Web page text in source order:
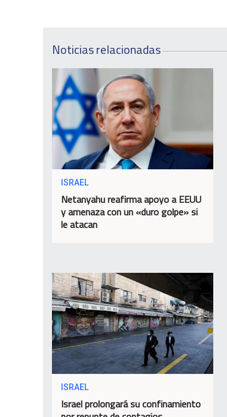
Noticias relacionadas
ISRAEL
Netanyahu reafirma apoyo a EEUU
y amenaza con un «duro golpe» si
le atacan
ISRAEL
Israel prolongará su confinamiento